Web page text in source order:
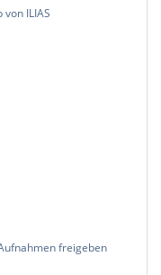
ILIAS
freigeben